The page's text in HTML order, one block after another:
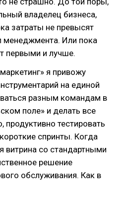
владелец бизнеса,
затраты не превысят
менеджмента. Или пока
первыми и лучше.
я привожу
на единой
разным командам в
поле» и делать все
продуктивно тестировать
спринты. Когда
витрина со стандартными
решение
обслуживания. Как в